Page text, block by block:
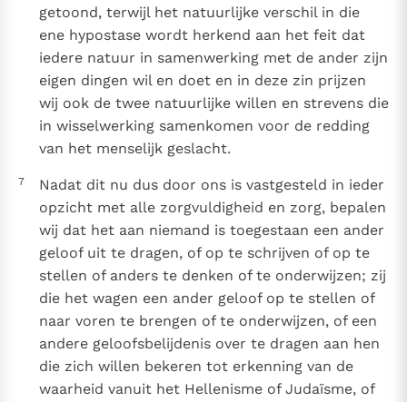
getoond, terwijl het natuurlijke verschil in die
ene hypostase wordt herkend aan het feit dat
iedere natuur in samenwerking met de ander zijn
eigen dingen wil en doet en in deze zin prijzen
wij ook de twee natuurlijke willen en strevens die
in wisselwerking samenkomen voor de redding
van het menselijk geslacht.
7
Nadat dit nu dus door ons is vastgesteld in ieder
opzicht met alle zorgvuldigheid en zorg, bepalen
wij dat het aan niemand is toegestaan een ander
geloof uit te dragen, of op te schrijven of op te
stellen of anders te denken of te onderwijzen; zij
die het wagen een ander geloof op te stellen of
naar voren te brengen of te onderwijzen, of een
andere geloofsbelijdenis over te dragen aan hen
die zich willen bekeren tot erkenning van de
waarheid vanuit het Hellenisme of Judaïsme, of